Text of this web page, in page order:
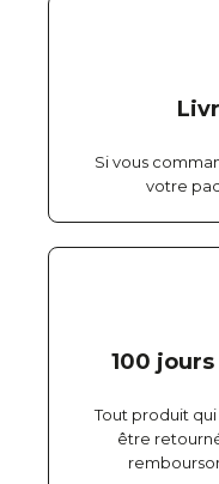
Si vous
votre
100
Tout produit
être